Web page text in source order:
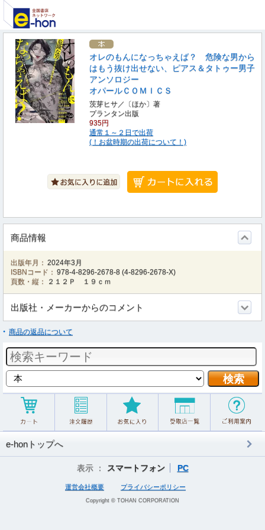
オレのもんになっちゃえば？ 危険な男から
はもう抜け出せない、ピアス＆タトゥー男子
アンソロジー
オパールＣＯＭＩＣＳ
茨芽ヒサ／〔ほか〕著
プランタン出版
935円
通常１～２日で出荷
(！お盆時期の出荷について！)
商品情報
出版年月： 2024年3月
ISBNコード： 978-4-8296-2678-8 (4-8296-2678-X)
頁数・縦：
２１２Ｐ １９ｃｍ
出版社・メーカーからのコメント
商品の返品について
e-honトップへ
表示 ： スマートフォン PC
運営会社概要 プライバシーポリシー
Copyright © TOHAN CORPORATION